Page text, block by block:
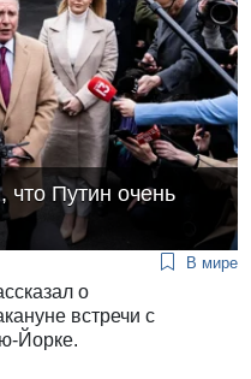
что Путин очень
В мире
о
встречи с
Йорке.